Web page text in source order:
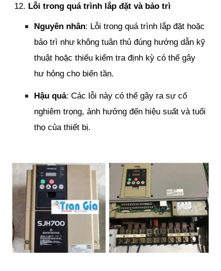
12. Lỗi trong quá trình lắp đặt và bảo trì
Nguyên nhân: Lỗi trong quá trình lắp đặt hoặc
bảo trì như không tuân thủ đúng hướng dẫn kỹ
thuật hoặc thiếu kiểm tra định kỳ có thể gây
hư hỏng cho biến tần.
Hậu quả: Các lỗi này có thể gây ra sự cố
nghiêm trọng, ảnh hưởng đến hiệu suất và tuổi
thọ của thiết bị.